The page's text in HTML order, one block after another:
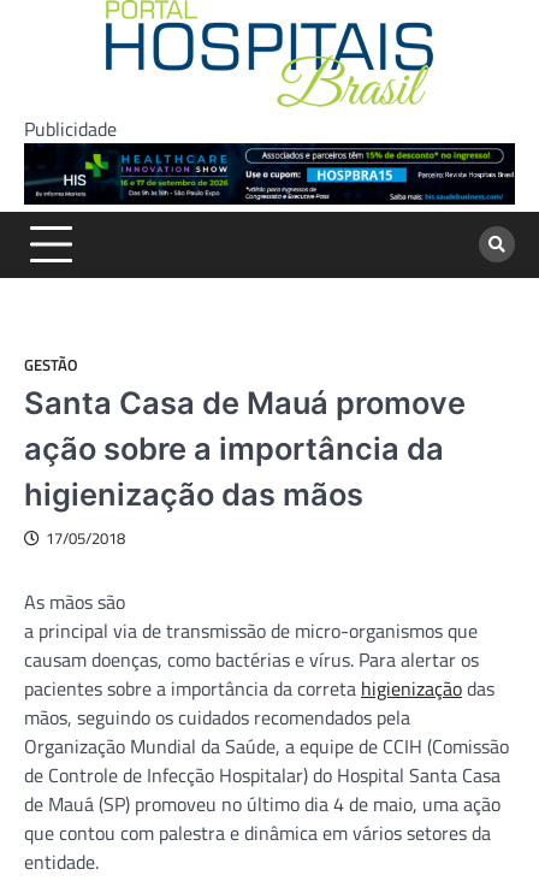
Publicidade
GESTÃO
Santa Casa de Mauá promove
ação sobre a importância da
higienização das mãos
17/05/2018
As mãos são
a principal via de transmissão de micro-organismos que
causam doenças, como bactérias e vírus. Para alertar os
pacientes sobre a importância da correta higienizaçãodas
mãos, seguindo os cuidados recomendados pela
Organização Mundial da Saúde, a equipe de CCIH (Comissão
de Controle de Infecção Hospitalar) do Hospital Santa Casa
de Mauá (SP) promoveu no último dia 4 de maio, uma ação
que contou com palestra e dinâmica em vários setores da
entidade.